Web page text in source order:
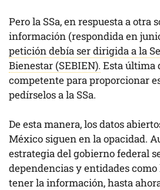
Pero la SSa, en respuesta a otra
información (respondida en
petición debía ser dirigida a la
Bienestar (SEBIEN). Esta última
competente para proporcionar
pedírselos a la SSa.
De esta manera, los datos
México siguen en la opacidad.
estrategia del gobierno federal
dependencias y entidades como
tener la información, hasta